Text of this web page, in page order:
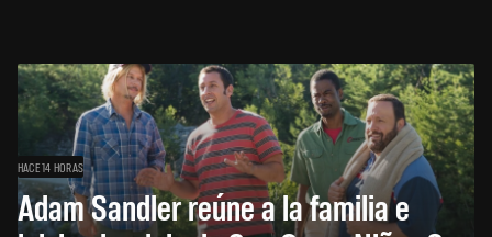
HACE 14 HORAS
Adam Sandler reúne a la familia e